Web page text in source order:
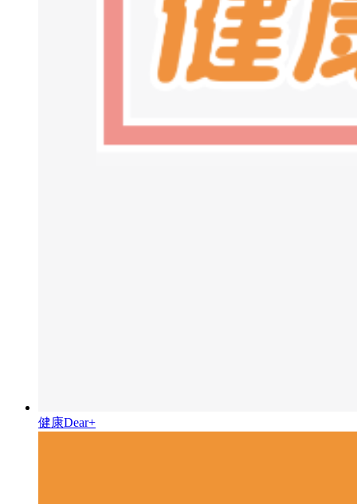
健康Dear+